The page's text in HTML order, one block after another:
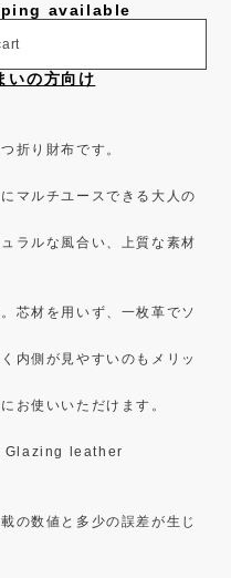
available
いの方向け
折り財布です。
マルチユースできる大人の
ラルな風合い、上質な素材
芯材を用いず、一枚革でソ
内側が見やすいのもメリッ
お使いいただけます。
Glazing leather
の数値と多少の誤差が生じ